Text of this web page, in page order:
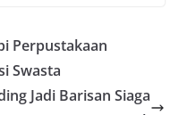
Perpustakaan
Swasta
Jadi Barisan Siaga